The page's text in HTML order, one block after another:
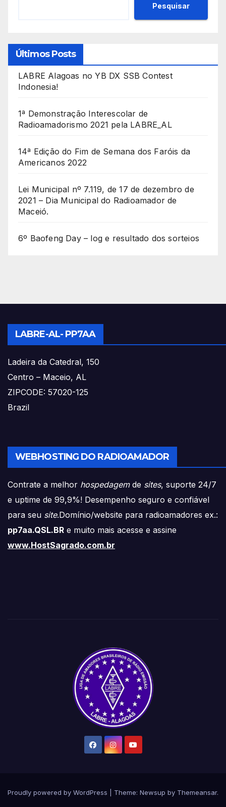
Pesquisar
Últimos Posts
LABRE Alagoas no YB DX SSB Contest
Indonesia!
1ª Demonstração Interescolar de
Radioamadorismo 2021 pela LABRE_AL
14ª Edição do Fim de Semana dos Faróis da
Americanos 2022
Lei Municipal nº 7.119, de 17 de dezembro de
2021 – Dia Municipal do Radioamador de
Maceió.
6º Baofeng Day – log e resultado dos sorteios
LABRE-AL- PP7AA
Ladeira da Catedral, 150
Centro – Maceio, AL
ZIPCODE: 57020-125
Brazil
WEBHOSTING DO RADIOAMADOR
Contrate a melhor hospedagemde sites, suporte 24/7
e uptime de 99,9%! Desempenho seguro e confiável
para seu site.Domínio/website para radioamadores ex.:
pp7aa.QSL.BR e muito mais acesse e assine
www.HostSagrado.com.br
Proudly powered by WordPress Theme: Newsup by Themeansar.